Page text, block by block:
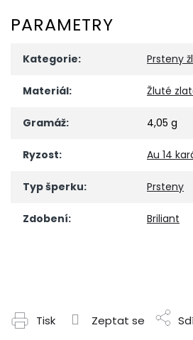
PARAMETRY
Kategorie: Prsteny
Materiál: Žluté
Gramáž: 4,05 g
Ryzost: Au 14
Typ šperku: Prsteny
Zdobení: Briliant
Tisk Zeptat se